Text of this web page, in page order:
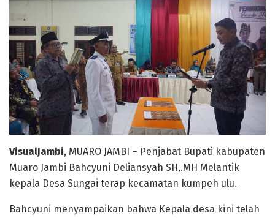
VisualJambi, MUARO JAMBI – Penjabat Bupati kabupaten
Muaro Jambi Bahcyuni Deliansyah SH,.MH Melantik
kepala Desa Sungai terap kecamatan kumpeh ulu.
Bahcyuni menyampaikan bahwa Kepala desa kini telah